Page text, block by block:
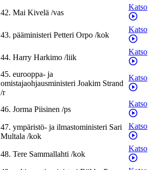
42. Mai Kivelä /vas
Katso
43. pääministeri Petteri Orpo /kok
Katso
44. Harry Harkimo /liik
Katso
45. eurooppa- ja
omistajaohjausministeri Joakim Strand
/r
Katso
46. Jorma Piisinen /ps
Katso
47. ympäristö- ja ilmastoministeri Sari
Multala /kok
Katso
48. Tere Sammallahti /kok
Katso